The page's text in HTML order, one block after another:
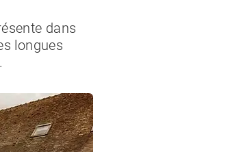
dans
longues